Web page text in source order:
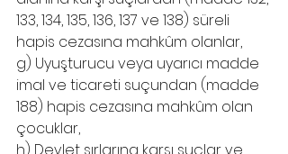
133, 134, 135, 136, 137 ve 138) süreli
hapis cezasına mahkûm olanlar,
g) Uyuşturucu veya uyarıcı madde
imal ve ticareti suçundan (madde
188) hapis cezasına mahkûm olan
çocuklar,